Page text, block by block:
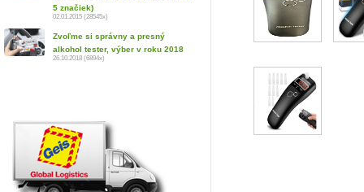
5 značiek)
02.01.2015 (28545x)
Zvoľme si správny a presný
alkohol tester, výber v roku 2018
26.10.2018 (6894x)